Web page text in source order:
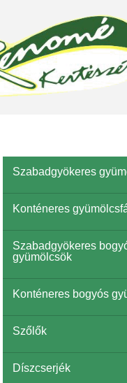
Szabadgyökeres
Konténeres
Szabadgyökeres
gyümölcsök
Konténeres bogyós
Szőlők
Díszcserjék